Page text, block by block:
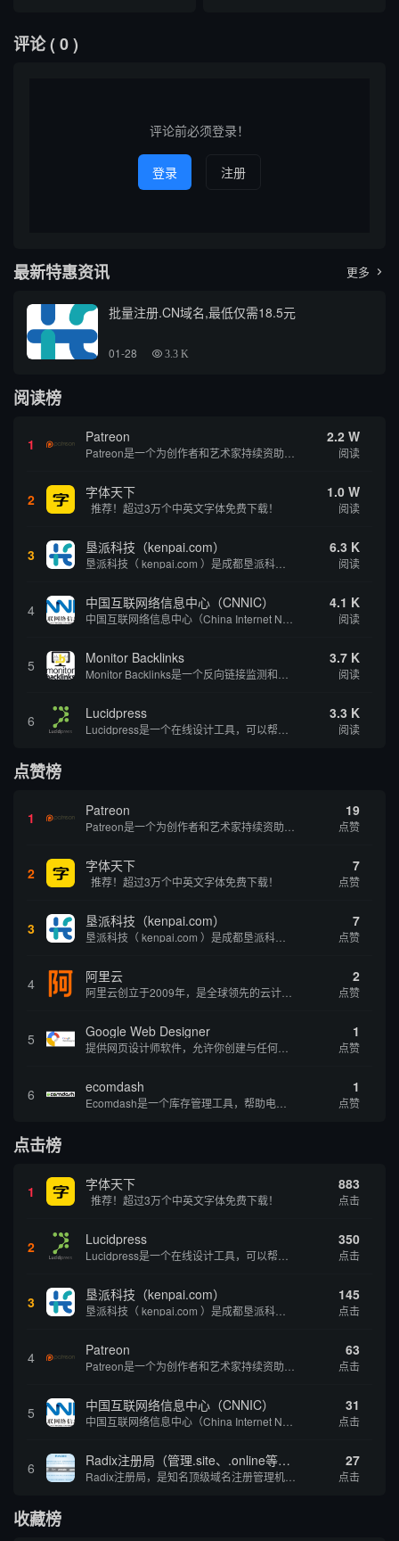
入手仿古铜雕的人来说，了解
其市场价格及相关查询方式变
的角...
评论( 0 )
评论前必须登录！
登录 注册
最新特惠资讯 更多 
批量注册.CN域名,最低仅需18.5元
01-28 3.3 K
阅读榜
1 Patreon 2.2 W
阅读
2 字体天下
推荐！超过3万个中英文字体免费下载！
1.0 W
阅读
3 垦派科技（kenpai.com） 6.3 K
阅读
4 中国互联网络信息中心（CNNIC） 4.1 K
阅读
5 Monitor Backlinks 3.7 K
阅读
6 Lucidpress 3.3 K
阅读
点赞榜
1 Patreon 19
点赞
2 字体天下
推荐！超过3万个中英文字体免费下载！
7
点赞
3 垦派科技（kenpai.com） 7
点赞
4 阿里云 2
点赞
5 Google Web Designer 1
点赞
6 ecomdash 1
点赞
点击榜
1 字体天下
推荐！超过3万个中英文字体免费下载！
883
点击
2 Lucidpress 350
点击
3 垦派科技（kenpai.com） 145
点击
4 Patreon 63
点击
5 中国互联网络信息中心（CNNIC） 31
点击
6 Radix注册局（管理.site、.online等顶级域名） 27
点击
收藏榜